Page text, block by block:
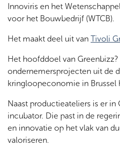
Innoviris en het
voor het Bouwbedrijf (WTCB).
Het maakt deel uit van Tivoli
Het hoofddoel van
ondernemersprojecten uit de
kringloopeconomie in Brussel
Naast productieateliers is er in
incubator. Die past in de
en innovatie op het vlak van
valoriseren.